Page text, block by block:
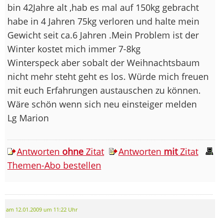
bin 42Jahre alt ,hab es mal auf 150kg gebracht
habe in 4 Jahren 75kg verloren und halte mein
Gewicht seit ca.6 Jahren .Mein Problem ist der
Winter kostet mich immer 7-8kg
Winterspeck aber sobalt der Weihnachtsbaum
nicht mehr steht geht es los. Würde mich freuen
mit euch Erfahrungen austauschen zu können.
Wäre schön wenn sich neu einsteiger melden
Lg Marion
Antworten ohne Zitat Antworten mitZitat
Themen-Abo bestellen
am 12.01.2009 um 11:22 Uhr